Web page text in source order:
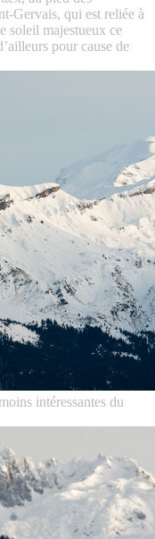
Gervais, qui est reliée à
soleil majestueux ce
pour cause de
intéressantes du